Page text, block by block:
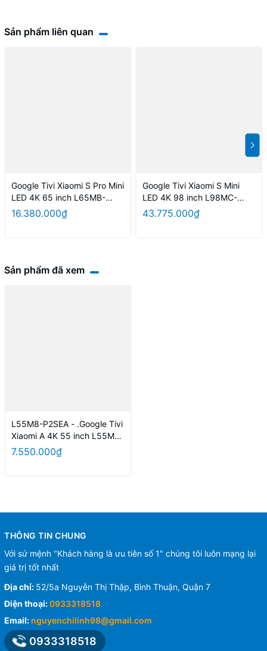
Sản phẩm liên quan
Google Tivi Xiaomi S Pro Mini
LED 4K 65 inch L65MB-
SSEA
16.380.000₫
Google Tivi Xiaomi S Mini
LED 4K 98 inch L98MC-
STWN
43.775.000₫
Sản phẩm đã xem
L55M8-P2SEA - .Google Tivi
Xiaomi A 4K 55 inch L55M8-
P2SEA
7.550.000₫
THÔNG TIN CHUNG
Với sứ mệnh "Khách hàng là ưu tiên số 1" chúng tôi luôn mạng lại
giá trị tốt nhất
Địa chỉ: 52/5a Nguyễn Thị Thập, Bình Thuận, Quận 7
Điện thoại:0933318518
Email: nguyenchilinh98@gmail.com
0933318518